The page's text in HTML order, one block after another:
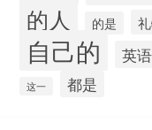
的人 的是
自己的 英语
这一 都是